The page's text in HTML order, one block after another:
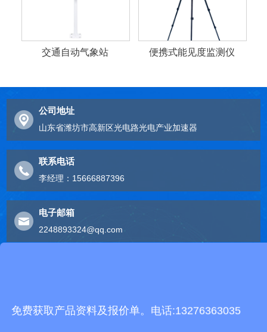
交通自动气象站 便携式能见度监测仪
公司地址
山东省潍坊市高新区光电路光电产业加速器
联系电话
李经理：15666887396
电子邮箱
2248893324@qq.com
有机肥设备 胶辊硫化罐 复合材料热压罐 分散釜 细沙回收机 胶管硫化罐 蒸
免费获取产品资料及报价单。电话:13276363035